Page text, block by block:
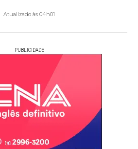
Atualizado às 04h01
PUBLICIDADE